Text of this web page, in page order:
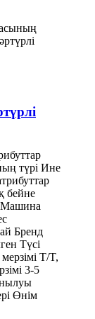
түрі Ине
бейне
Машина
Бренд
Түсі
T/T,
3-5
Өнім